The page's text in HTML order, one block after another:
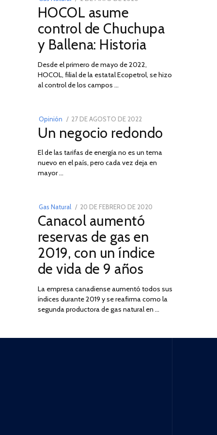
ON
DE
2026
HOCOL asume
control de Chuchupa
y Ballena: Historia
Desde el primero de mayo de 2022,
HOCOL, filial de la estatal Ecopetrol, se hizo
al control de los campos …
Opinión
POSTED
ON
27 DE AGOSTO DE 2022
DE
DE
2022
Un negocio redondo
El de las tarifas de energía no es un tema
nuevo en el país, pero cada vez deja en
mayor …
Gas Natural
POSTED
ON
20 DE FEBRERO DE 2020
2025
Canacol aumentó
reservas de gas en
2019, con un índice
de vida de 9 años
La empresa canadiense aumentó todos sus
índices durante 2019 y se reafirma como la
segunda productora de gas natural en …